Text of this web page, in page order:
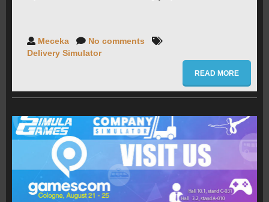
Meceka
No comments
Delivery Simulator
READ MORE